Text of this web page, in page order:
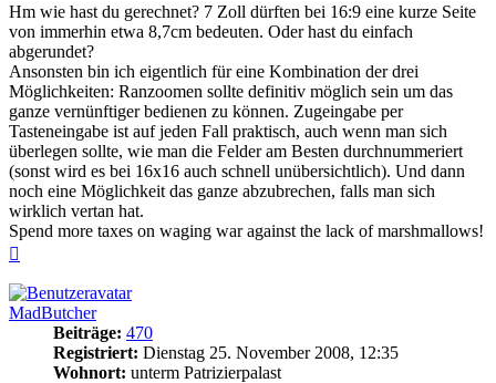
Hm wie hast du gerechnet? 7 Zoll dürften bei 16:9 eine kurze Seite
von immerhin etwa 8,7cm bedeuten. Oder hast du einfach
abgerundet?
Ansonsten bin ich eigentlich für eine Kombination der drei
Möglichkeiten: Ranzoomen sollte definitiv möglich sein um das
ganze vernünftiger bedienen zu können. Zugeingabe per
Tasteneingabe ist auf jeden Fall praktisch, auch wenn man sich
überlegen sollte, wie man die Felder am Besten durchnummeriert
(sonst wird es bei 16x16 auch schnell unübersichtlich). Und dann
noch eine Möglichkeit das ganze abzubrechen, falls man sich
wirklich vertan hat.
Spend more taxes on waging war against the lack of marshmallows!
MadButcher
Beiträge: 470
Registriert: Dienstag 25. November 2008, 12:35
Wohnort: unterm Patrizierpalast